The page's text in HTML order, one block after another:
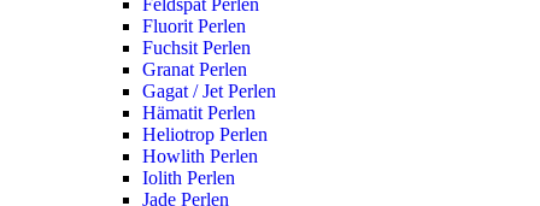
Feldspat Perlen
Fluorit Perlen
Fuchsit Perlen
Granat Perlen
Gagat / Jet Perlen
Hämatit Perlen
Heliotrop Perlen
Howlith Perlen
Iolith Perlen
Jade Perlen